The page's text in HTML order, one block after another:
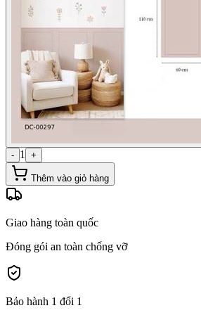
- 1 +
Thêm vào giỏ hàng
Giao hàng toàn quốc
Đóng gói an toàn chống vỡ
Bảo hành 1 đổi 1